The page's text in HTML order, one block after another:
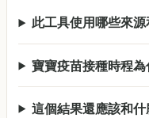
此工具使用哪些來源
寶寶疫苗接種時程
這個結果還應該和什